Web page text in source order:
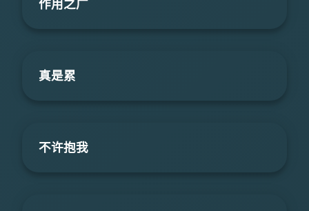
作用之广
真是累
不许抱我